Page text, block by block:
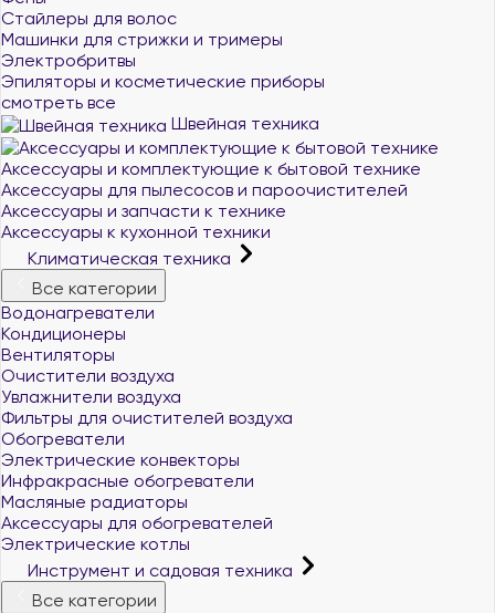
Стайлеры для волос
Машинки для стрижки и тримеры
Электробритвы
Эпиляторы и косметические приборы
смотреть все
Швейная техника
Аксессуары и комплектующие к бытовой технике
Аксессуары для пылесосов и пароочистителей
Аксессуары и запчасти к технике
Аксессуары к кухонной техники
Климатическая техника
Все категории
Водонагреватели
Кондиционеры
Вентиляторы
Очистители воздуха
Увлажнители воздуха
Фильтры для очистителей воздуха
Обогреватели
Электрические конвекторы
Инфракрасные обогреватели
Масляные радиаторы
Аксессуары для обогревателей
Электрические котлы
Инструмент и садовая техника
Все категории